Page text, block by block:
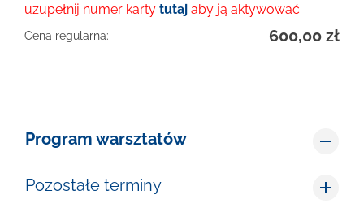
uzupełnij numer karty tutaj aby ją aktywować
Cena regularna: 600,00 zł
Program warsztatów
Pozostałe terminy